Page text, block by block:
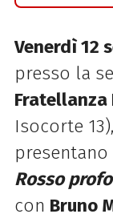
Venerdì 12
presso la
Fratellanza
Isocorte 13),
Rosso
con Bruno